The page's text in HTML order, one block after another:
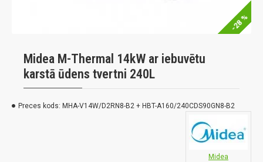
-28 %
Midea M-Thermal 14kW ar iebuvētu
karstā ūdens tvertni 240L
Preces kods: MHA-V14W/D2RN8-B2 + HBT-A160/240CDS90GN8-B2
Midea